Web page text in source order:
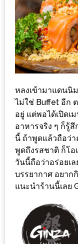
ใจ๋…
สไตล์
นิมมาน
(ดี
คอน
โด
นิม)
เชียงใหม่
ส่วน
พิเศษ
ร้าน
อาหาร
ใน
หนาว
นัก
หลงเข้ามาแดนนิ
ไม่ใช่ Buffet อีก
อยู่ แต่พอได้เปิดเ
อาหารจริง ๆ ก็รู้
นี้ ถ้าพูดแล้วถือว่า
พูดถึงรสชาติ ก็โอ
วันนี้ถือว่าอร่อยเ
บรรยากาศ อยาก
แนะนำร้านนี้เลย